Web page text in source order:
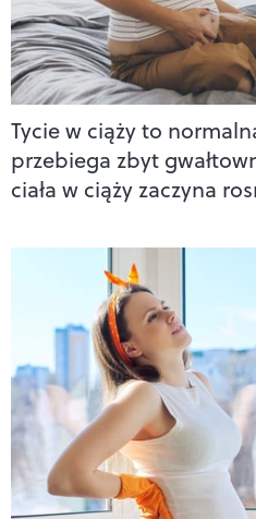
Tycie w ciąży to
przebiega zbyt
ciała w ciąży zaczyna